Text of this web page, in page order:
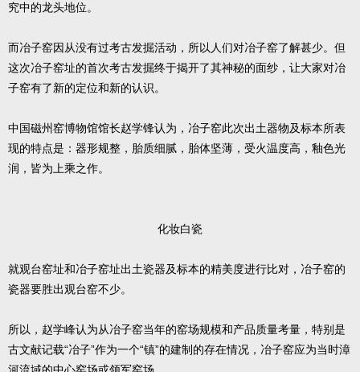
究中的龙头地位。
而冶子窑因从没有过考古发掘活动，所以人们对冶子窑了解甚少。但
这次冶子窑址的首次考古发掘终于揭开了其神秘的面纱，让大家对冶
子窑有了新的定位和新的认识。
中国磁州窑博物馆馆长赵学锋认为，冶子窑此次出土器物及标本所表
现的特点是：器形规整，胎质细腻，胎体坚薄，受火温度高，釉色光
润，皆为上乘之作。
化妆白瓷
就观台窑址和冶子窑址出土瓷器及标本的精美度进行比对，冶子窑的
瓷器要胜出观台窑不少。
所以，赵学峰认为从冶子窑当年的窑场规模和产品质量考量，特别是
古文献记载“冶子”作为一个“镇”的建制的存在情况，冶子窑应为当时漳